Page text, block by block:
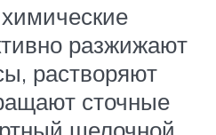
разжижают
растворяют
сточные